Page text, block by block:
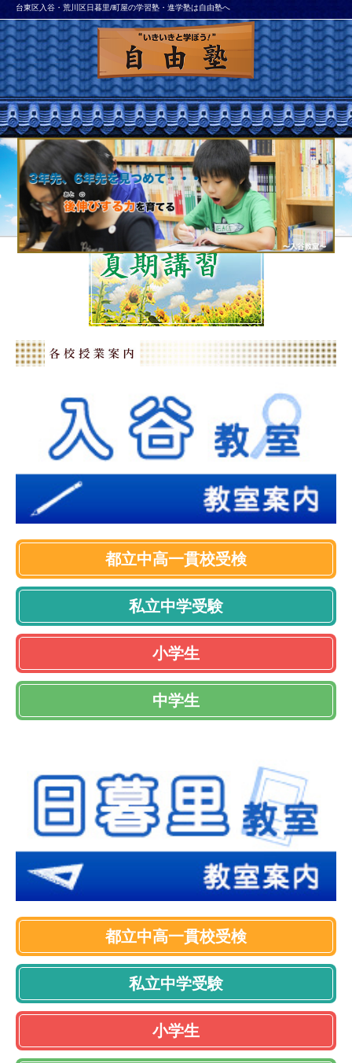
台東区入谷・荒川区日暮里/町屋の学習塾・進学塾は自由塾へ
都立中高一貫校受検
私立中学受験
小学生
中学生
都立中高一貫校受検
私立中学受験
小学生